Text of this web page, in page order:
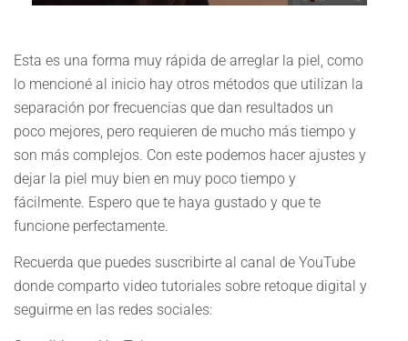
Esta es una forma muy rápida de arreglar la piel, como
lo mencioné al inicio hay otros métodos que utilizan la
separación por frecuencias que dan resultados un
poco mejores, pero requieren de mucho más tiempo y
son más complejos. Con este podemos hacer ajustes y
dejar la piel muy bien en muy poco tiempo y
fácilmente. Espero que te haya gustado y que te
funcione perfectamente.
Recuerda que puedes suscribirte al canal de YouTube
donde comparto video tutoriales sobre retoque digital y
seguirme en las redes sociales: